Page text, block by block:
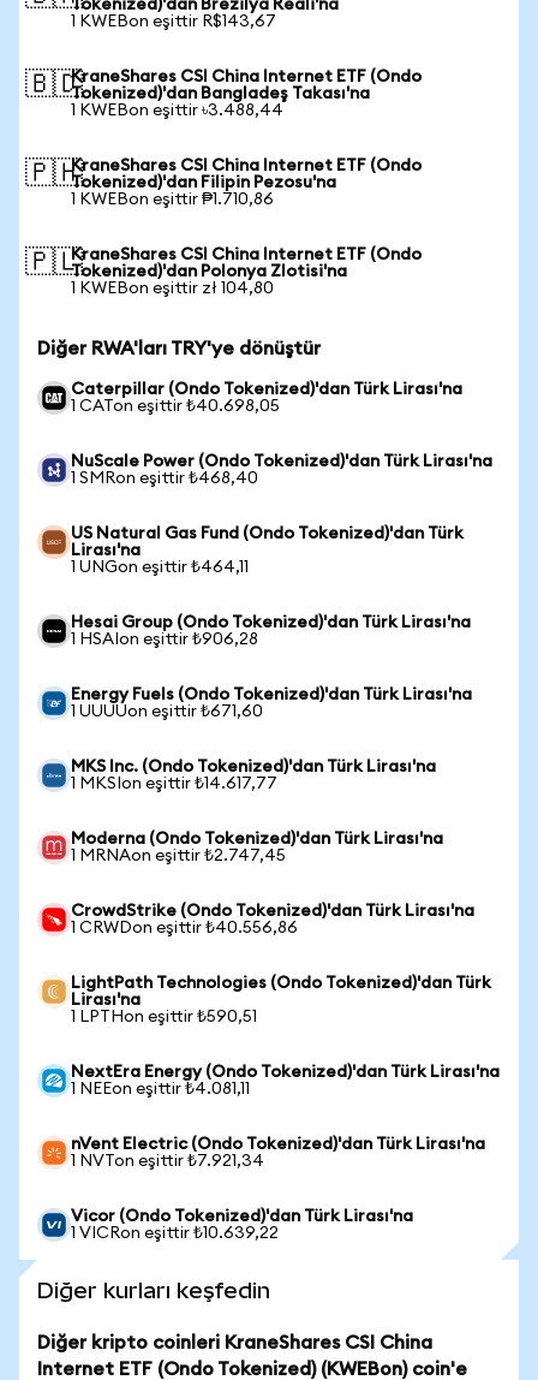
Tokenized)'dan Brezilya Reali'na
1 KWEBon eşittir R$143,67
🇧🇩KraneShares CSI China Internet ETF (Ondo
Tokenized)'dan Bangladeş Takası'na
1 KWEBon eşittir ৳3.488,44
🇵🇭KraneShares CSI China Internet ETF (Ondo
Tokenized)'dan Filipin Pezosu'na
1 KWEBon eşittir ₱1.710,86
🇵🇱KraneShares CSI China Internet ETF (Ondo
Tokenized)'dan Polonya Zlotisi'na
1 KWEBon eşittir zł 104,80
Diğer RWA'ları TRY'ye dönüştür
Caterpillar (Ondo Tokenized)'dan Türk Lirası'na
1 CATon eşittir ₺40.698,05
NuScale Power (Ondo Tokenized)'dan Türk Lirası'na
1 SMRon eşittir ₺468,40
US Natural Gas Fund (Ondo Tokenized)'dan Türk
Lirası'na
1 UNGon eşittir ₺464,11
Hesai Group (Ondo Tokenized)'dan Türk Lirası'na
1 HSAIon eşittir ₺906,28
Energy Fuels (Ondo Tokenized)'dan Türk Lirası'na
1 UUUUon eşittir ₺671,60
MKS Inc. (Ondo Tokenized)'dan Türk Lirası'na
1 MKSIon eşittir ₺14.617,77
Moderna (Ondo Tokenized)'dan Türk Lirası'na
1 MRNAon eşittir ₺2.747,45
CrowdStrike (Ondo Tokenized)'dan Türk Lirası'na
1 CRWDon eşittir ₺40.556,86
LightPath Technologies (Ondo Tokenized)'dan Türk
Lirası'na
1 LPTHon eşittir ₺590,51
NextEra Energy (Ondo Tokenized)'dan Türk Lirası'na
1 NEEon eşittir ₺4.081,11
nVent Electric (Ondo Tokenized)'dan Türk Lirası'na
1 NVTon eşittir ₺7.921,34
Vicor (Ondo Tokenized)'dan Türk Lirası'na
1 VICRon eşittir ₺10.639,22
Diğer kurları keşfedin
Diğer kripto coinleri KraneShares CSI China
Internet ETF (Ondo Tokenized) (KWEBon) coin'e